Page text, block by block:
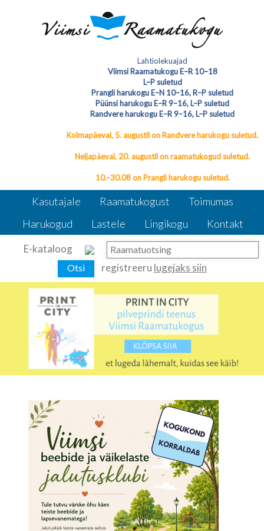
Viimsi Raamatukogu
Loe lähemalt Viimsi Raamatukogu uutest
raamatutest, peatselt toimuvatest
sündmustest ja vaata kuidas saab
raamatuid laenutada Prangli, Püünsi ja
Randvere harukogudes, mis pakuvad
[IN:slaidiveerg] Toimumas
[IN:uudistesaar] Lastele Nuputa Meisterda
Lahtiolekuajad
Viimsi Raamatukogu E–R 10–18
L–P suletud
Prangli harukogu E–N 10–16, R–P suletud
Püünsi harukogu E–R 9–16, L–P suletud
Randvere harukogu E–R 9–16, L–P suletud
Kolmapäeval, 5. augustil on Randvere harukogu suletud.
Neljapäeval, 20. augustil on raamatukogud suletud.
10.–30.08 on Prangli harukogu suletud.
Kasutajale Raamatukogust
Toimumas
Harukogud
Lastele Lingikogu Kontakt
E-kataloog
registreeru lugejaks siin